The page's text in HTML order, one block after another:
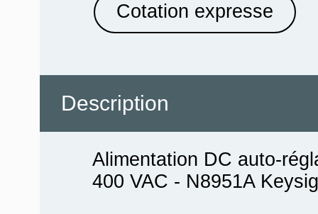
Cotation expresse
Description
Alimentation DC auto-
400 VAC - N8951A